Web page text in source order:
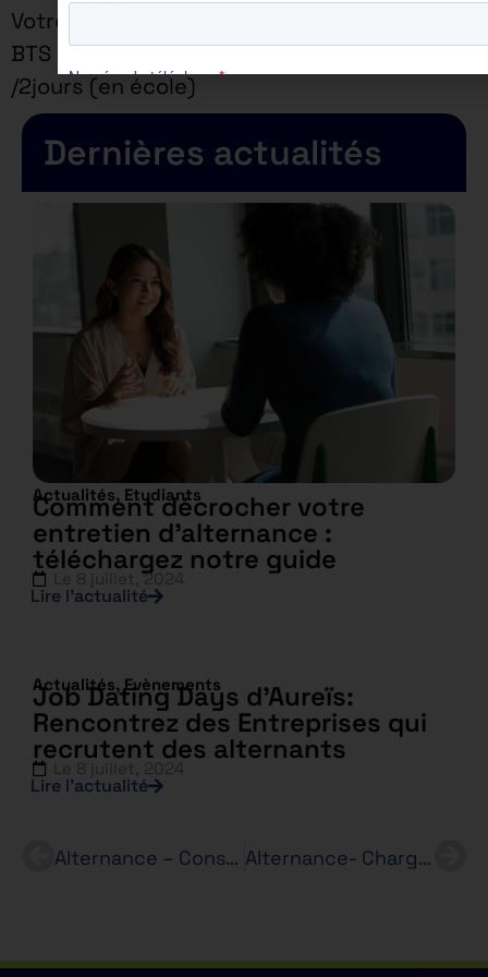
Votre rythme d’alternance en
BTS : 3jours (en entreprise)
/2jours (en école)
Dernières actualités
Actualités, Etudiants
Comment décrocher votre
entretien d’alternance :
téléchargez notre guide
8 juillet, 2024
Lire l’actualité
Actualités,Evènements
Job Dating Days d’Aureïs:
Rencontrez des Entreprises qui
recrutent des alternants
Lire l’actualité
Alternance – Conseiller(e) de pôle – DARTY – BTS MCO Alternance- Chargé de missions RH F/H – ORANGE Bachelor RH